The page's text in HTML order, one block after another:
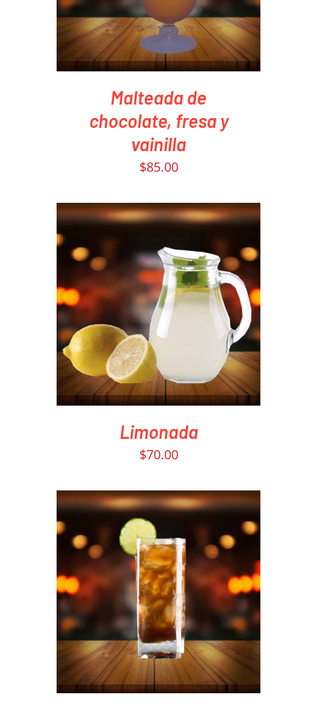
Malteada de
chocolate, fresa y
vainilla
$85.00
PEDIR AHORA
/
DETAILS
Limonada
$70.00
PEDIR AHORA
DETAILS